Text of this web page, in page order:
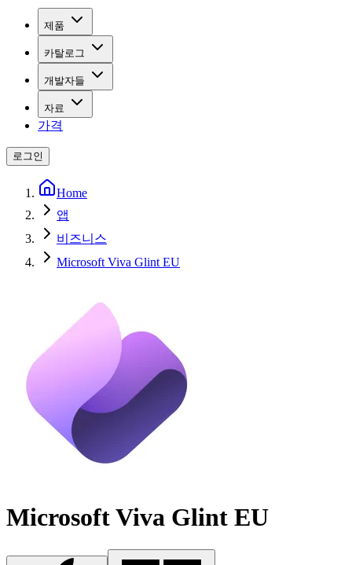
제품
카탈로그
개발자들
자료
가격
로그인
Home
앱
비즈니스
Microsoft Viva Glint EU
Microsoft Viva Glint EU